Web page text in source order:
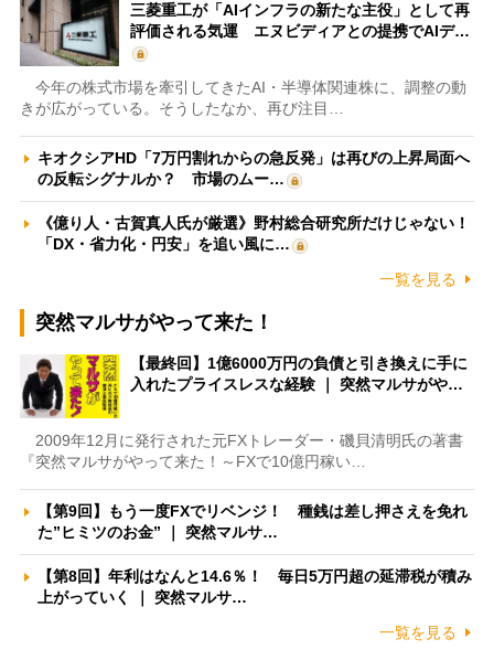
三菱重工が「AIインフラの新たな主役」として再
評価される気運 エヌビディアとの提携でAIデ…
今年の株式市場を牽引してきたAI・半導体関連株に、調整の動
きが広がっている。そうしたなか、再び注目…
キオクシアHD「7万円割れからの急反発」は再びの上昇局面へ
の反転シグナルか？ 市場のムー…
《億り人・古賀真人氏が厳選》野村総合研究所だけじゃない！
「DX・省力化・円安」を追い風に…
一覧を見る
突然マルサがやって来た！
【最終回】1億6000万円の負債と引き換えに手に
入れたプライスレスな経験 ｜ 突然マルサがや…
2009年12月に発行された元FXトレーダー・磯貝清明氏の著書
『突然マルサがやって来た！～FXで10億円稼い…
【第9回】もう一度FXでリベンジ！ 種銭は差し押さえを免れ
た”ヒミツのお金” ｜ 突然マルサ…
【第8回】年利はなんと14.6％！ 毎日5万円超の延滞税が積み
上がっていく ｜ 突然マルサ…
一覧を見る